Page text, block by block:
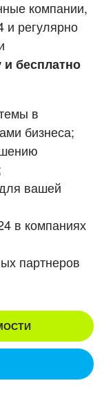
компании,
и регулярно
и бесплатно
в
бизнеса;
вашей
в компаниях
партнеров